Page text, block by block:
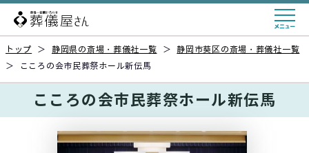
トップ ＞ 静岡県の斎場・葬儀社一覧 ＞
静岡市葵区の斎場・葬儀社一覧
＞
こころの会市民葬祭ホール新伝馬
こころの会市民葬祭ホール新伝馬